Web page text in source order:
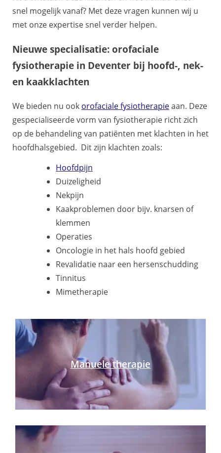
snel mogelijk vanaf? Met deze vragen kunnen wij u
met onze expertise snel verder helpen.
Nieuwe specialisatie: orofaciale
fysiotherapie in Deventer bij hoofd-, nek-
en kaakklachten
We bieden nu ook orofaciale fysiotherapieaan. Deze
gespecialiseerde vorm van fysiotherapie richt zich
op de behandeling van patiënten met klachten in het
hoofdhalsgebied. Dit zijn klachten zoals:
Hoofdpijn
Duizeligheid
Nekpijn
Kaakproblemen door bijv. knarsen of
klemmen
Operaties
Oncologie in het hals hoofd gebied
Revalidatie naar een hersenschudding
Tinnitus
Mimetherapie
Manuele therapie